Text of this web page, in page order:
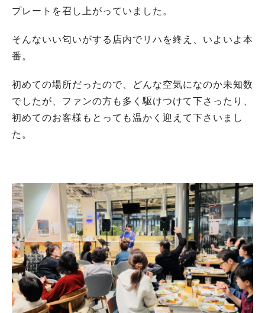
プレートを召し上がっていました。
そんないい匂いがする店内でリハを終え、いよいよ本
番。
初めての場所だったので、どんな空気になのか未知数
でしたが、ファンの方も多く駆けつけて下さったり、
初めてのお客様もとっても温かく迎えて下さいまし
た。